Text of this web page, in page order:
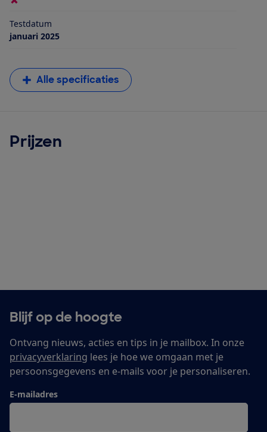
Testdatum
januari 2025
Alle specificaties
Prijzen
Blijf op de hoogte
Ontvang nieuws, acties en tips in je mailbox. In onze
privacyverklaring lees je hoe we omgaan met je
persoonsgegevens en e-mails voor je personaliseren.
E-mailadres